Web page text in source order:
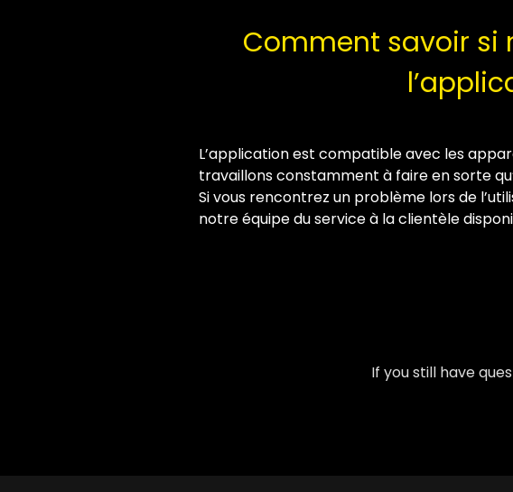
Comment savoir
L’application est compatible avec les
travaillons constamment à faire en sorte
Si vous rencontrez un problème lors de
notre équipe du service à la clientèle
If you still have